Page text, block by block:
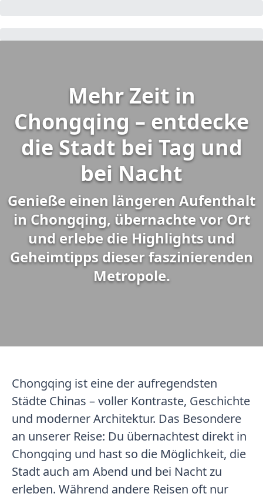
Mehr Zeit in
Chongqing – entdecke
die Stadt bei Tag und
bei Nacht
Genieße einen längeren Aufenthalt
in Chongqing, übernachte vor Ort
und erlebe die Highlights und
Geheimtipps dieser faszinierenden
Metropole.
Chongqing ist eine der aufregendsten
Städte Chinas – voller Kontraste, Geschichte
und moderner Architektur. Das Besondere
an unserer Reise: Du übernachtest direkt in
Chongqing und hast so die Möglichkeit, die
Stadt auch am Abend und bei Nacht zu
erleben. Während andere Reisen oft nur